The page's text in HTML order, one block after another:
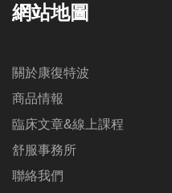
網站地圖
關於康復特波
商品情報
臨床文章&線上課程
舒服事務所
聯絡我們